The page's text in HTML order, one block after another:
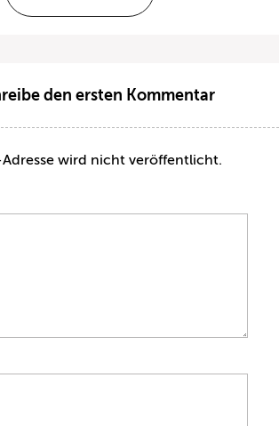
den ersten Kommentar
wird nicht veröffentlicht.